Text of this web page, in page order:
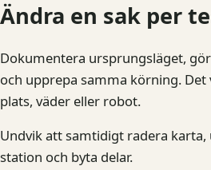
Ändra en sak per
Dokumentera ursprungsläget,
och upprepa samma körning.
plats, väder eller robot.
Undvik att samtidigt radera
station och byta delar.